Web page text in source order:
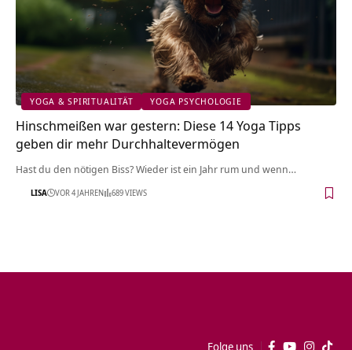
YOGA & SPIRITUALITÄT YOGA PSYCHOLOGIE
Hinschmeißen war gestern: Diese 14 Yoga Tipps
geben dir mehr Durchhaltevermögen
Hast du den nötigen Biss? Wieder ist ein Jahr rum und wenn…
LISA VOR 4 JAHREN 689 VIEWS
Folge uns